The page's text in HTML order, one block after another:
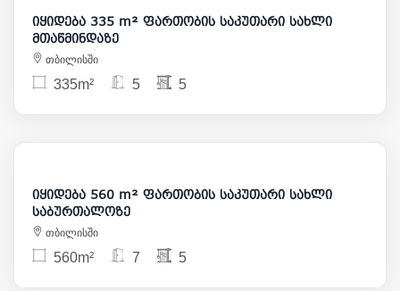
იყიდება 335 m² ფართობის საკუთარი სახლი
მთაწმინდაზე
თბილისში
335m² 5 5
600 000
იყიდება 560 m² ფართობის საკუთარი სახლი
საბურთალოზე
თბილისში
560m² 7 5